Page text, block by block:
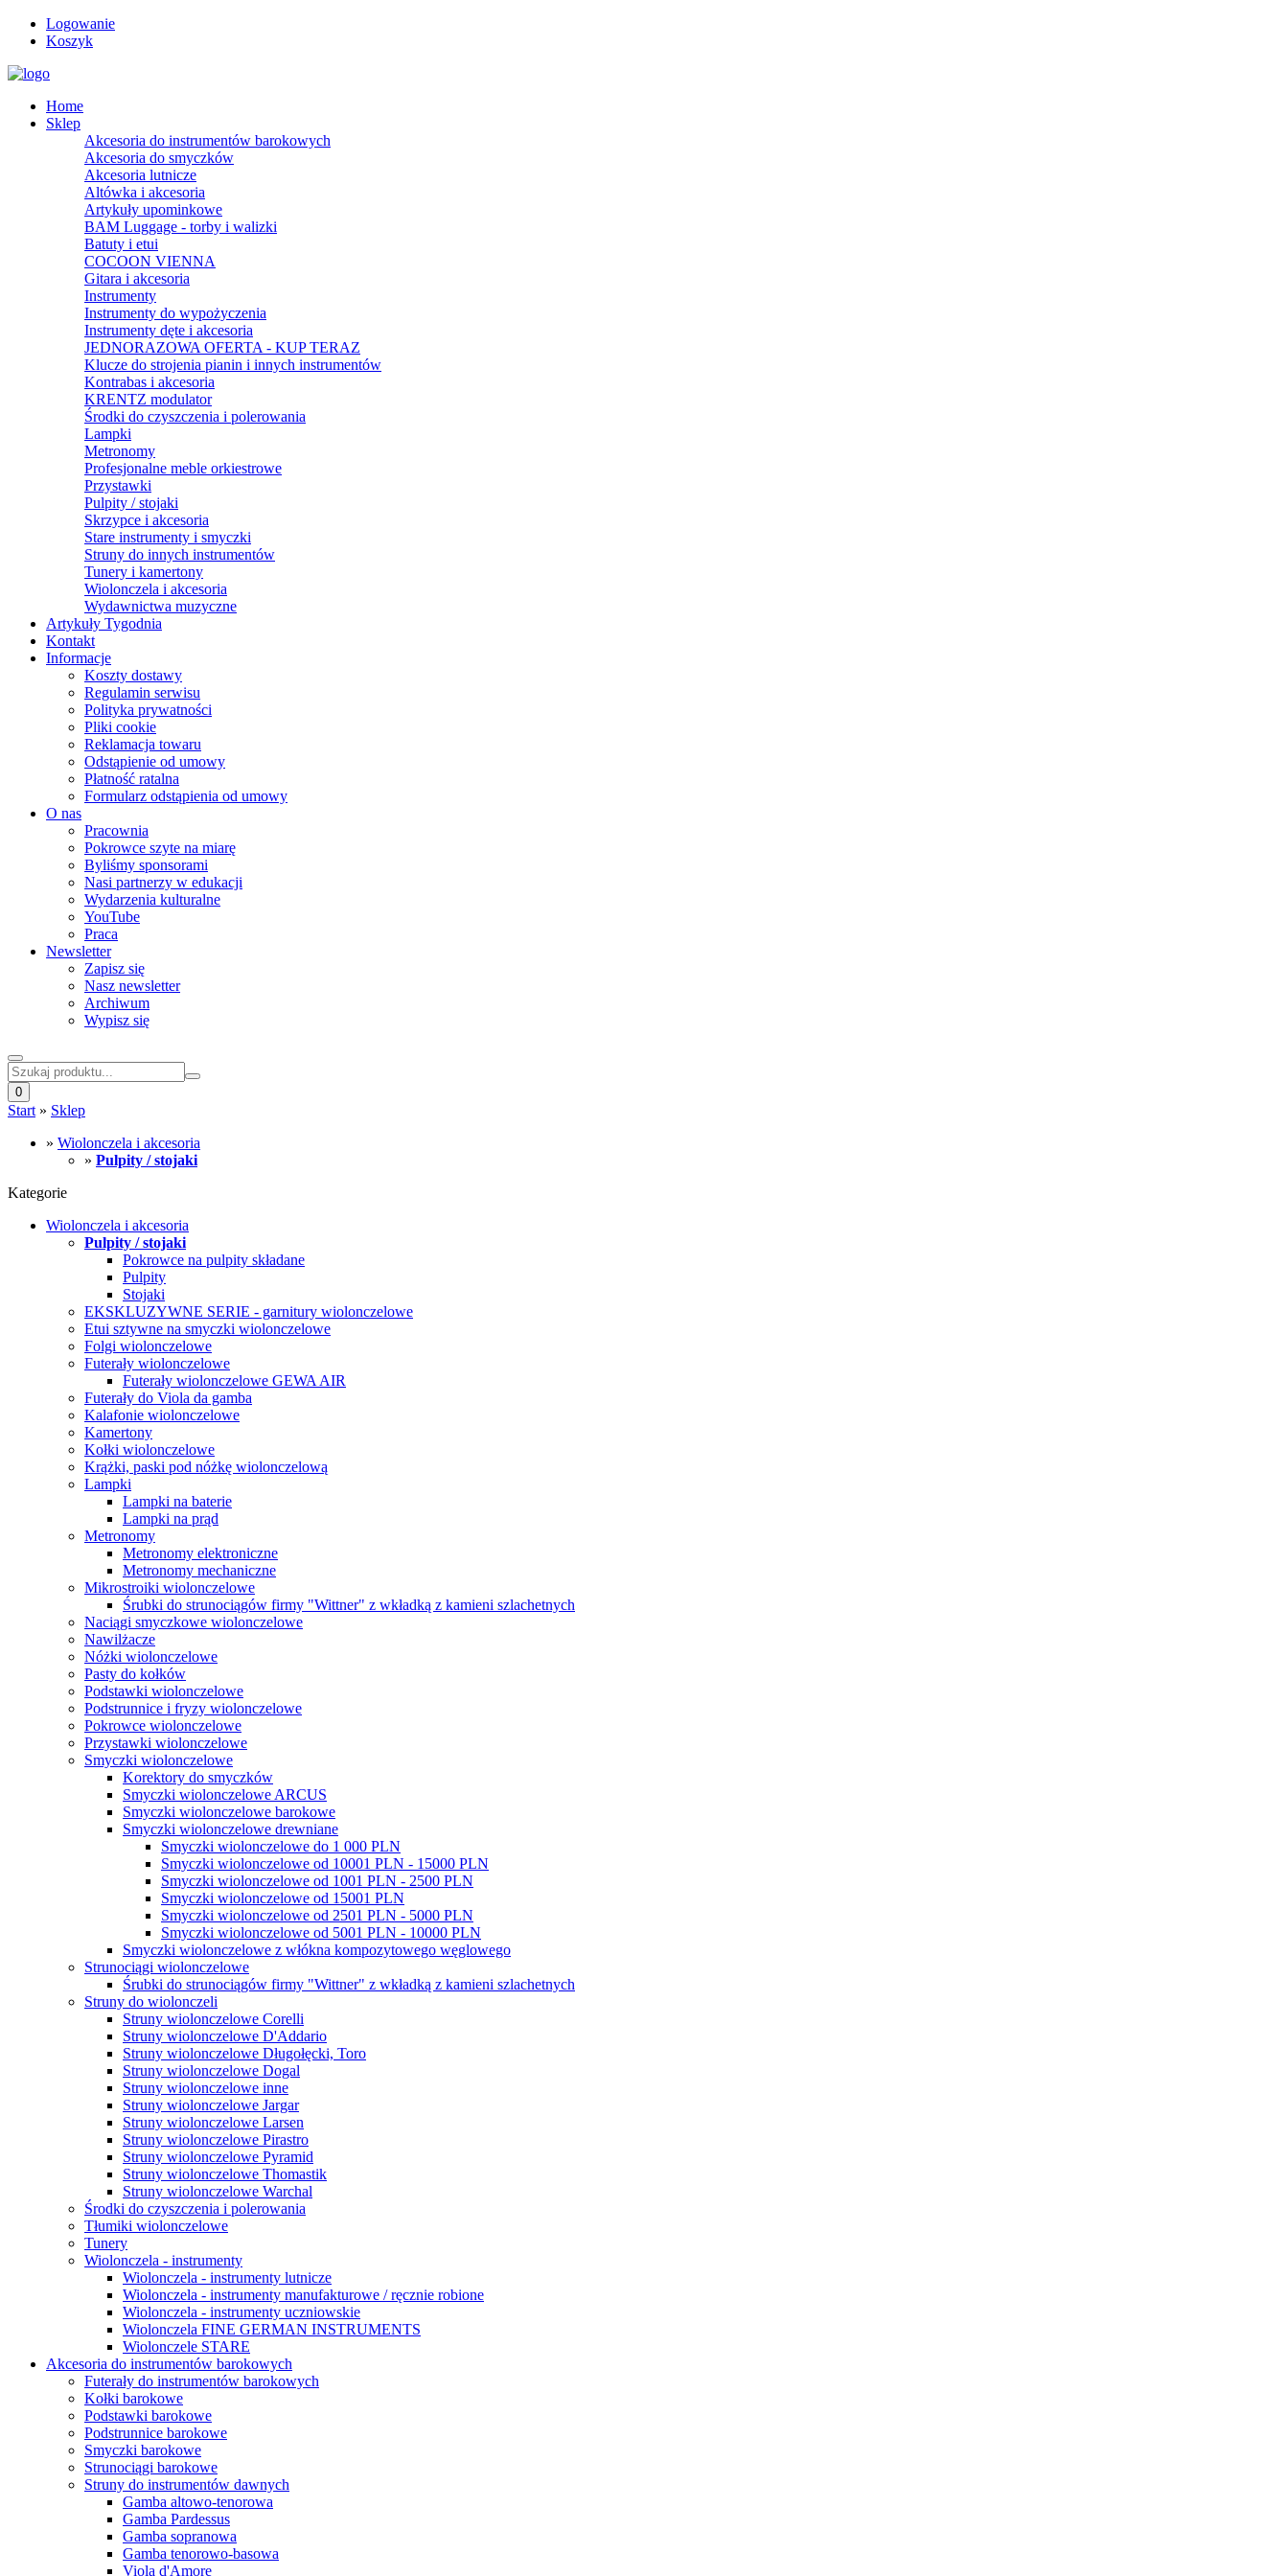
Logowanie
Koszyk
Home
Sklep
Akcesoria do instrumentów barokowych
Akcesoria do smyczków
Akcesoria lutnicze
Altówka i akcesoria
Artykuły upominkowe
BAM Luggage - torby i walizki
Batuty i etui
COCOON VIENNA
Gitara i akcesoria
Instrumenty
Instrumenty do wypożyczenia
Instrumenty dęte i akcesoria
JEDNORAZOWA OFERTA - KUP TERAZ
Klucze do strojenia pianin i innych instrumentów
Kontrabas i akcesoria
KRENTZ modulator
Środki do czyszczenia i polerowania
Lampki
Metronomy
Profesjonalne meble orkiestrowe
Przystawki
Pulpity / stojaki
Skrzypce i akcesoria
Stare instrumenty i smyczki
Struny do innych instrumentów
Tunery i kamertony
Wiolonczela i akcesoria
Wydawnictwa muzyczne
Artykuły Tygodnia
Kontakt
Informacje
Koszty dostawy
Regulamin serwisu
Polityka prywatności
Pliki cookie
Reklamacja towaru
Odstąpienie od umowy
Płatność ratalna
Formularz odstąpienia od umowy
O nas
Pracownia
Pokrowce szyte na miarę
Byliśmy sponsorami
Nasi partnerzy w edukacji
Wydarzenia kulturalne
YouTube
Praca
Newsletter
Zapisz się
Nasz newsletter
Archiwum
Wypisz się
0
Start » Sklep
» Wiolonczela i akcesoria
» Pulpity / stojaki
Kategorie
Wiolonczela i akcesoria
Pulpity / stojaki
Pokrowce na pulpity składane
Pulpity
Stojaki
EKSKLUZYWNE SERIE - garnitury wiolonczelowe
Etui sztywne na smyczki wiolonczelowe
Folgi wiolonczelowe
Futerały wiolonczelowe
Futerały wiolonczelowe GEWA AIR
Futerały do Viola da gamba
Kalafonie wiolonczelowe
Kamertony
Kołki wiolonczelowe
Krążki, paski pod nóżkę wiolonczelową
Lampki
Lampki na baterie
Lampki na prąd
Metronomy
Metronomy elektroniczne
Metronomy mechaniczne
Mikrostroiki wiolonczelowe
Śrubki do strunociągów firmy "Wittner" z wkładką z kamieni szlachetnych
Naciągi smyczkowe wiolonczelowe
Nawilżacze
Nóżki wiolonczelowe
Pasty do kołków
Podstawki wiolonczelowe
Podstrunnice i fryzy wiolonczelowe
Pokrowce wiolonczelowe
Przystawki wiolonczelowe
Smyczki wiolonczelowe
Korektory do smyczków
Smyczki wiolonczelowe ARCUS
Smyczki wiolonczelowe barokowe
Smyczki wiolonczelowe drewniane
Smyczki wiolonczelowe do 1 000 PLN
Smyczki wiolonczelowe od 10001 PLN - 15000 PLN
Smyczki wiolonczelowe od 1001 PLN - 2500 PLN
Smyczki wiolonczelowe od 15001 PLN
Smyczki wiolonczelowe od 2501 PLN - 5000 PLN
Smyczki wiolonczelowe od 5001 PLN - 10000 PLN
Smyczki wiolonczelowe z włókna kompozytowego węglowego
Strunociągi wiolonczelowe
Śrubki do strunociągów firmy "Wittner" z wkładką z kamieni szlachetnych
Struny do wiolonczeli
Struny wiolonczelowe Corelli
Struny wiolonczelowe D'Addario
Struny wiolonczelowe Długołęcki, Toro
Struny wiolonczelowe Dogal
Struny wiolonczelowe inne
Struny wiolonczelowe Jargar
Struny wiolonczelowe Larsen
Struny wiolonczelowe Pirastro
Struny wiolonczelowe Pyramid
Struny wiolonczelowe Thomastik
Struny wiolonczelowe Warchal
Środki do czyszczenia i polerowania
Tłumiki wiolonczelowe
Tunery
Wiolonczela - instrumenty
Wiolonczela - instrumenty lutnicze
Wiolonczela - instrumenty manufakturowe / ręcznie robione
Wiolonczela - instrumenty uczniowskie
Wiolonczela FINE GERMAN INSTRUMENTS
Wiolonczele STARE
Akcesoria do instrumentów barokowych
Futerały do instrumentów barokowych
Kołki barokowe
Podstawki barokowe
Podstrunnice barokowe
Smyczki barokowe
Strunociągi barokowe
Struny do instrumentów dawnych
Gamba altowo-tenorowa
Gamba Pardessus
Gamba sopranowa
Gamba tenorowo-basowa
Viola d'Amore